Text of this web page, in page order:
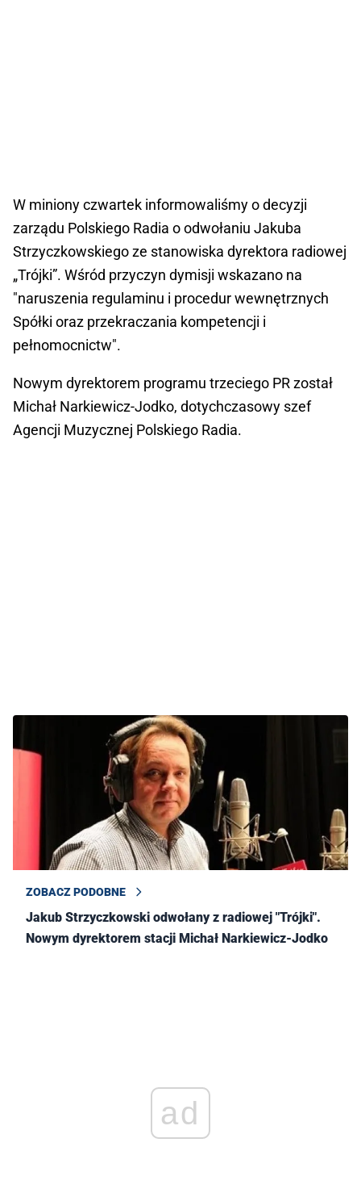
W miniony czwartek informowaliśmy o decyzji
zarządu Polskiego Radia o odwołaniu Jakuba
Strzyczkowskiego ze stanowiska dyrektora radiowej
„Trójki”. Wśród przyczyn dymisji wskazano na
"naruszenia regulaminu i procedur wewnętrznych
Spółki oraz przekraczania kompetencji i
pełnomocnictw".
Nowym dyrektorem programu trzeciego PR został
Michał Narkiewicz-Jodko, dotychczasowy szef
Agencji Muzycznej Polskiego Radia.
ZOBACZ PODOBNE
Jakub Strzyczkowski odwołany z radiowej "Trójki".
Nowym dyrektorem stacji Michał Narkiewicz-Jodko
ad